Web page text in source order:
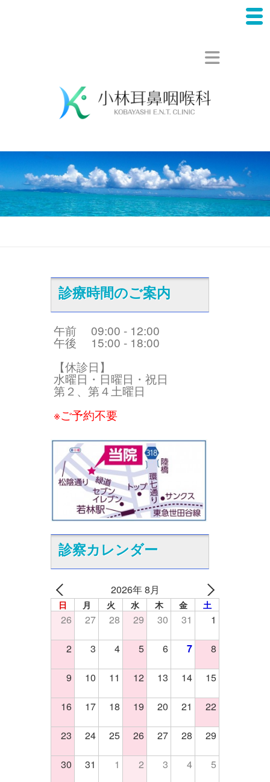
診療時間のご案内
午前 09:00 - 12:00
午後 15:00 - 18:00
【休診日】
水曜日・日曜日・祝日
第２、第４土曜日
※ご予約不要
診察カレンダー
2026年 8月
日 月 火 水 木 金 土
26 27 28 29 30 31 1
2 3 4 5 6 7 8
9 10 11 12 13 14 15
16 17 18 19 20 21 22
23 24 25 26 27 28 29
30 31 1 2 3 4 5